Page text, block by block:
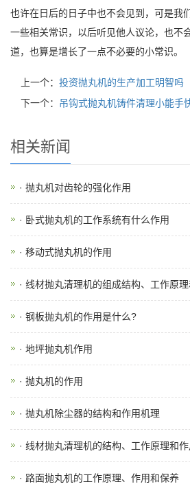
也许在日后的日子中也不会见到，可是我
一些相关常识，以后听见他人议论，也不
道，也算是增长了一点不必要的小常识。
上一个： 投资抛丸机的生产加工明智吗
下一个： 吊钩式抛丸机铸件清理小能手
相关新闻
· 抛丸机对齿轮的强化作用
· 卧式抛丸机的工作系统有什么作用
· 移动式抛丸机的作用
· 线材抛丸清理机的组成结构、工作原
· 钢板抛丸机的作用是什么?
· 地坪抛丸机作用
· 抛丸机的作用
· 抛丸机除尘器的结构和作用机理
· 线材抛丸清理机的结构、工作原理和作
· 路面抛丸机的工作原理、作用和保养